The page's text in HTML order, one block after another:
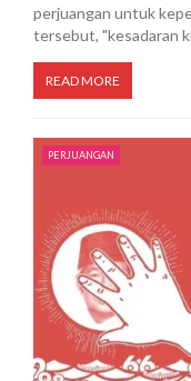
perjuangan untuk
tersebut, "kesadaran
READ MORE
PERJUANGAN